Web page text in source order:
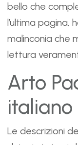
bello che
l’ultima pagina,
malinconia che
lettura
Arto
Le descrizioni